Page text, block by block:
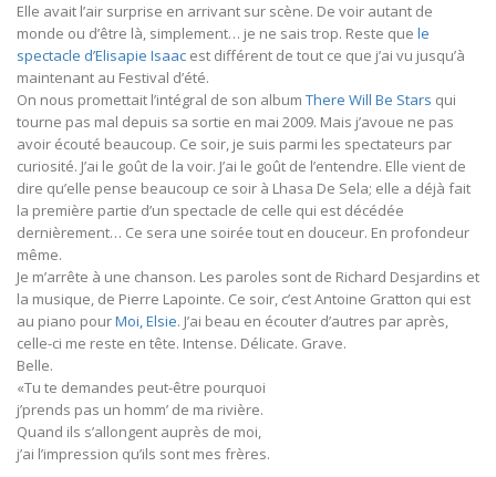
Elle avait l’air surprise en arrivant sur scène. De voir autant de
monde ou d’être là, simplement… je ne sais trop. Reste que le
spectacle d’Elisapie Isaac est différent de tout ce que j’ai vu jusqu’à
maintenant au Festival d’été.
On nous promettait l’intégral de son album There Will Be Stars qui
tourne pas mal depuis sa sortie en mai 2009. Mais j’avoue ne pas
avoir écouté beaucoup. Ce soir, je suis parmi les spectateurs par
curiosité. J’ai le goût de la voir. J’ai le goût de l’entendre. Elle vient de
dire qu’elle pense beaucoup ce soir à Lhasa De Sela; elle a déjà fait
la première partie d’un spectacle de celle qui est décédée
dernièrement… Ce sera une soirée tout en douceur. En profondeur
même.
Je m’arrête à une chanson. Les paroles sont de Richard Desjardins et
la musique, de Pierre Lapointe. Ce soir, c’est Antoine Gratton qui est
au piano pourMoi, Elsie. J’ai beau en écouter d’autres par après,
celle-ci me reste en tête. Intense. Délicate. Grave.
Belle.
«Tu te demandes peut-être pourquoi
j’prends pas un homm’ de ma rivière.
Quand ils s’allongent auprès de moi,
j’ai l’impression qu’ils sont mes frères.